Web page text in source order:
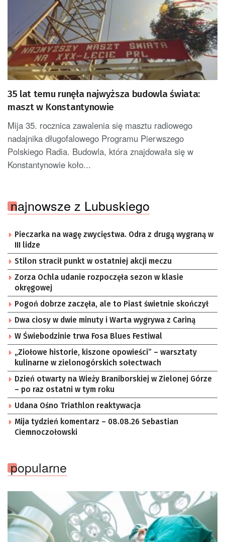
35 lat temu runęła najwyższa budowla świata:
maszt w Konstantynowie
Mija 35. rocznica zawalenia się masztu radiowego
nadajnika długofalowego Programu Pierwszego
Polskiego Radia. Budowla, która znajdowała się w
Konstantynowie koło...
najnowsze z Lubuskiego
Pieczarka na wagę zwycięstwa. Odra z drugą wygraną w
III lidze
Stilon stracił punkt w ostatniej akcji meczu
Zorza Ochla udanie rozpoczęła sezon w klasie
okręgowej
Pogoń dobrze zaczęła, ale to Piast świetnie skończył
Dwa ciosy w dwie minuty i Warta wygrywa z Cariną
W Świebodzinie trwa Fosa Blues Festiwal
„Ziołowe historie, kiszone opowieści” – warsztaty
kulinarne w zielonogórskich sołectwach
Dzień otwarty na Wieży Braniborskiej w Zielonej Górze
– po raz ostatni w tym roku
Udana Ośno Triathlon reaktywacja
Mija tydzień komentarz – 08.08.26 Sebastian
Ciemnoczołowski
popularne